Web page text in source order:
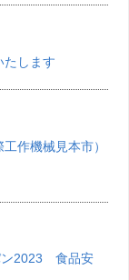
たします
作機械見本市）
ン2023 食品安